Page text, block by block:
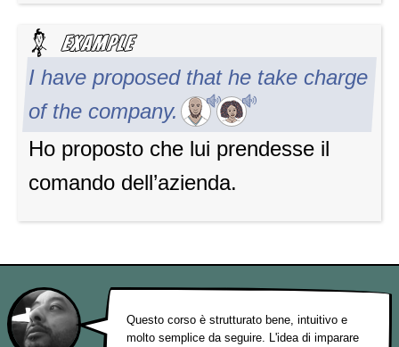
I have proposed that he take charge
of the company.
Ho proposto che lui prendesse il
comando dell’azienda.
Questo corso è strutturato bene, intuitivo e
molto semplice da seguire. L'idea di imparare